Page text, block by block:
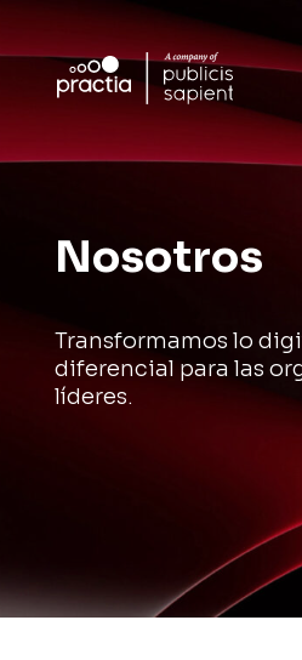
Nosotros
Transformamos lo
diferencial para las
líderes.